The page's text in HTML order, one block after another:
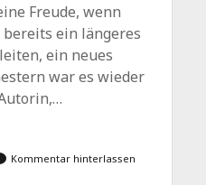
Freude, wenn
ein längeres
ein neues
war es wieder
Kommentar hinterlassen